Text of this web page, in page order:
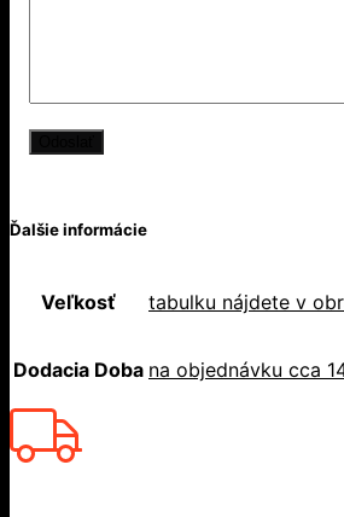
Ďalšie informácie
Veľkosť tabulku nájdete v
Dodacia Doba na objednávku cca